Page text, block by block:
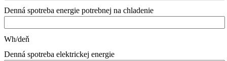
Denná spotreba energie potrebnej na chladenie
Wh/deň
Denná spotreba elektrickej energie